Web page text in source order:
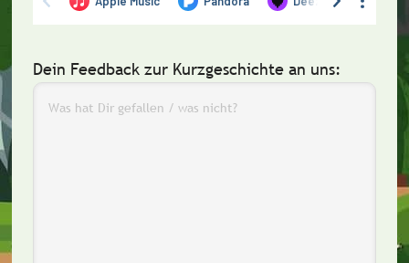
Dein Feedback zur Kurzgeschichte an uns: